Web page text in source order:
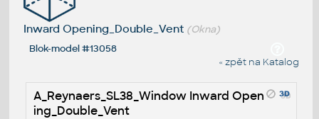
Inward Opening_Double_Vent (Okna)
Blok-model #13058
« zpět na Katalog
A_Reynaers_SL38_Window Inward Open
ing_Double_Vent